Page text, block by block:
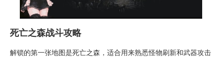
死亡之森战斗攻略
解锁的第一张地图是死亡之森，适合用来熟悉怪物刷新和武器攻击